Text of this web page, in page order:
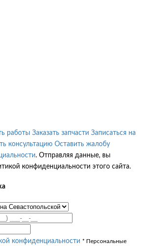
работы Заказать запчасти Записаться на
консультацию Оставить жалобу
. Отправляя данные, вы
конфиденциальности этого сайта.
конфиденциальности * Персональные